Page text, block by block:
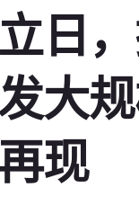
日
大规
现